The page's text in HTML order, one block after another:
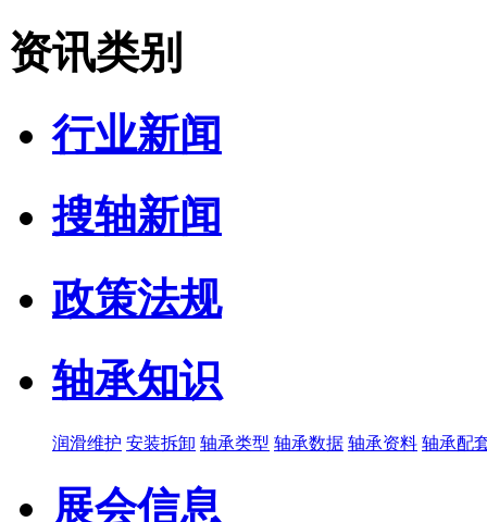
资讯类别
行业新闻
搜轴新闻
政策法规
轴承知识
润滑维护 安装拆卸 轴承类型 轴承数据 轴承资料 轴承配
展会信息